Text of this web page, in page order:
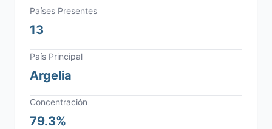
Países Presentes
13
País Principal
Argelia
Concentración
79.3%